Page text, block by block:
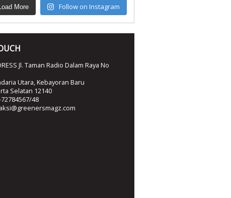
More Follow on Instagram
Jl. Taman Radio Dalam Raya No
Utara, Kebayoran Baru
Selatan 12140
48